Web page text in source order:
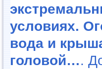
условиях.
вода и
головой….